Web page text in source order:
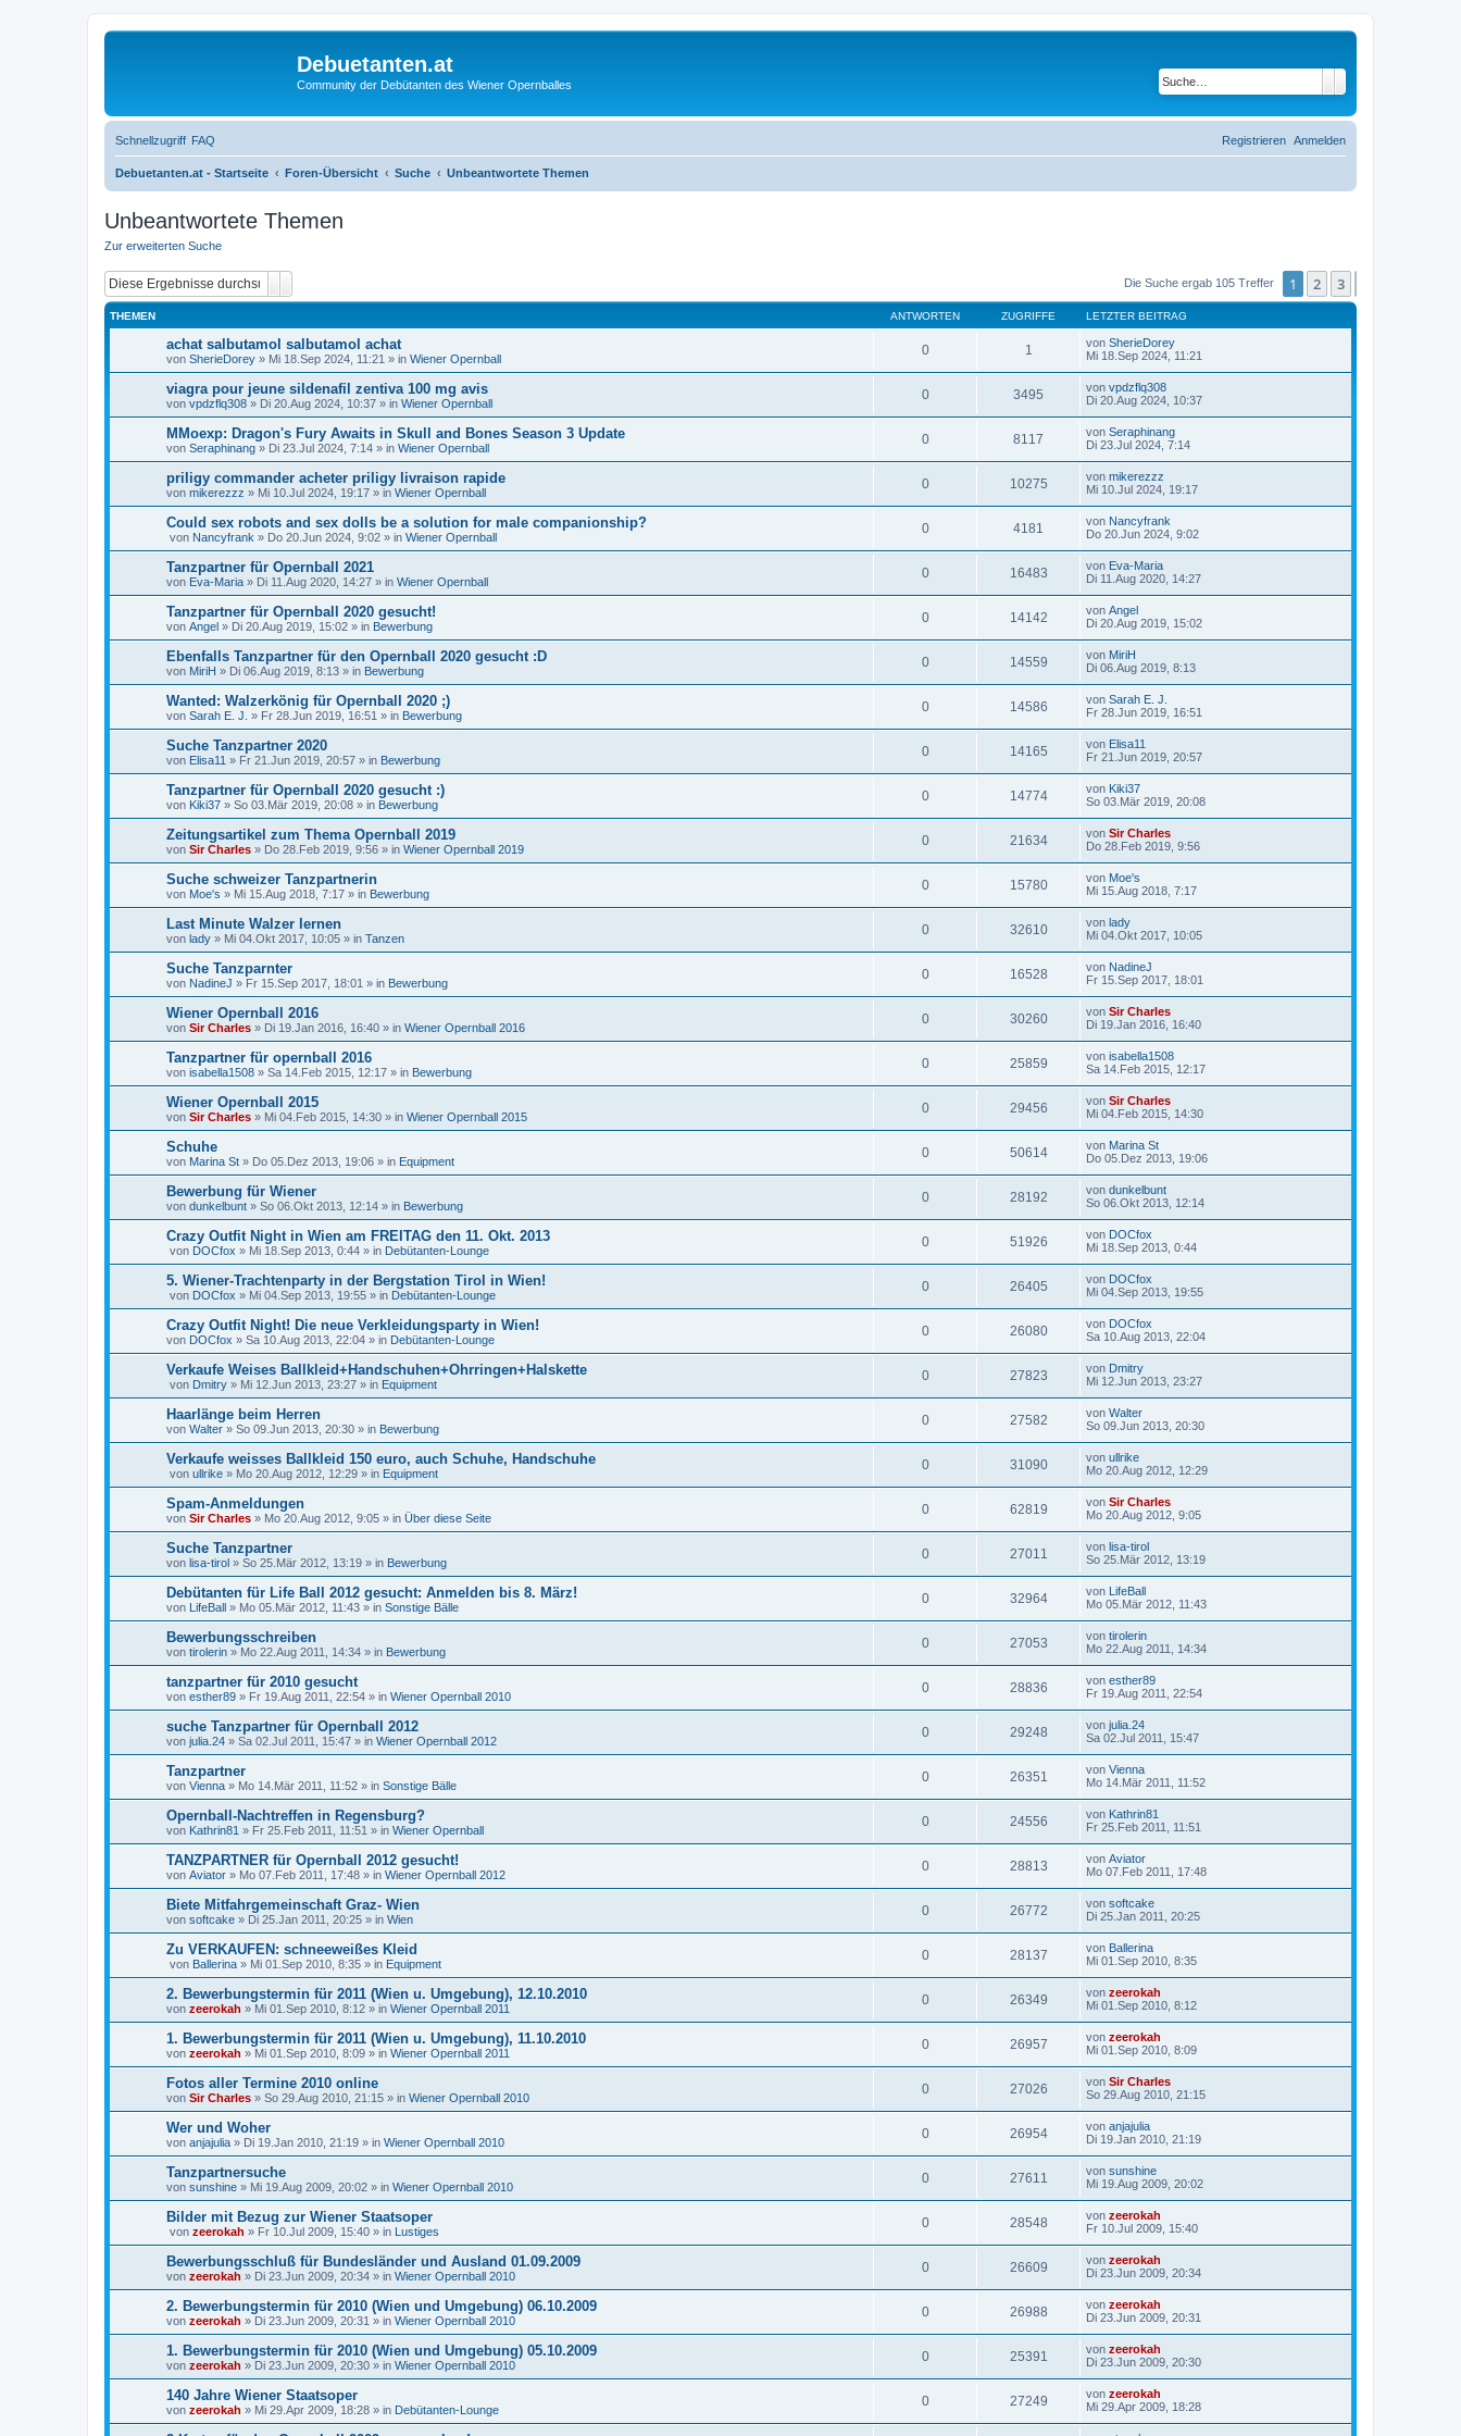
Debuetanten.at
Community der Debütanten des Wiener Opernballes
Schnellzugriff FAQ Anmelden
Registrieren
Debuetanten.at - Startseite Foren-Übersicht Suche Unbeantwortete Themen
Unbeantwortete Themen
Zur erweiterten Suche
Die Suche ergab 105 Treffer 1 2 3
THEMEN ANTWORTEN ZUGRIFFE LETZTER BEITRAG
achat salbutamol salbutamol achat
von SherieDorey » Mi 18.Sep 2024, 11:21 » in Wiener Opernball
0 1 von SherieDorey
Mi 18.Sep 2024, 11:21
viagra pour jeune sildenafil zentiva 100 mg avis
von vpdzflq308 » Di 20.Aug 2024, 10:37 » in Wiener Opernball
0 3495 von vpdzflq308
Di 20.Aug 2024, 10:37
MMoexp: Dragon's Fury Awaits in Skull and Bones Season 3 Update
von Seraphinang » Di 23.Jul 2024, 7:14 » in Wiener Opernball
0 8117 von Seraphinang
Di 23.Jul 2024, 7:14
priligy commander acheter priligy livraison rapide
von mikerezzz » Mi 10.Jul 2024, 19:17 » in Wiener Opernball
0 10275 von mikerezzz
Mi 10.Jul 2024, 19:17
Could sex robots and sex dolls be a solution for male companionship?
von Nancyfrank » Do 20.Jun 2024, 9:02 » in Wiener Opernball
0 4181 von Nancyfrank
Do 20.Jun 2024, 9:02
Tanzpartner für Opernball 2021
von Eva-Maria » Di 11.Aug 2020, 14:27 » in Wiener Opernball
0 16483 von Eva-Maria
Di 11.Aug 2020, 14:27
Tanzpartner für Opernball 2020 gesucht!
von Angel » Di 20.Aug 2019, 15:02 » in Bewerbung
0 14142 von Angel
Di 20.Aug 2019, 15:02
Ebenfalls Tanzpartner für den Opernball 2020 gesucht :D
von MiriH » Di 06.Aug 2019, 8:13 » in Bewerbung
0 14559 von MiriH
Di 06.Aug 2019, 8:13
Wanted: Walzerkönig für Opernball 2020 ;)
von Sarah E. J. » Fr 28.Jun 2019, 16:51 » in Bewerbung
0 14586 von Sarah E. J.
Fr 28.Jun 2019, 16:51
Suche Tanzpartner 2020
von Elisa11 » Fr 21.Jun 2019, 20:57 » in Bewerbung
0 14165 von Elisa11
Fr 21.Jun 2019, 20:57
Tanzpartner für Opernball 2020 gesucht :)
von Kiki37 » So 03.Mär 2019, 20:08 » in Bewerbung
0 14774 von Kiki37
So 03.Mär 2019, 20:08
Zeitungsartikel zum Thema Opernball 2019
von Sir Charles » Do 28.Feb 2019, 9:56 » in Wiener Opernball 2019
0 21634 von Sir Charles
Do 28.Feb 2019, 9:56
Suche schweizer Tanzpartnerin
von Moe's » Mi 15.Aug 2018, 7:17 » in Bewerbung
0 15780 von Moe's
Mi 15.Aug 2018, 7:17
Last Minute Walzer lernen
von lady » Mi 04.Okt 2017, 10:05 » in Tanzen
0 32610 von lady
Mi 04.Okt 2017, 10:05
Suche Tanzparnter
von NadineJ » Fr 15.Sep 2017, 18:01 » in Bewerbung
0 16528 von NadineJ
Fr 15.Sep 2017, 18:01
Wiener Opernball 2016
von Sir Charles » Di 19.Jan 2016, 16:40 » in Wiener Opernball 2016
0 30260 von Sir Charles
Di 19.Jan 2016, 16:40
Tanzpartner für opernball 2016
von isabella1508 » Sa 14.Feb 2015, 12:17 » in Bewerbung
0 25859 von isabella1508
Sa 14.Feb 2015, 12:17
Wiener Opernball 2015
von Sir Charles » Mi 04.Feb 2015, 14:30 » in Wiener Opernball 2015
0 29456 von Sir Charles
Mi 04.Feb 2015, 14:30
Schuhe
von Marina St » Do 05.Dez 2013, 19:06 » in Equipment
0 50614 von Marina St
Do 05.Dez 2013, 19:06
Bewerbung für Wiener
von dunkelbunt » So 06.Okt 2013, 12:14 » in Bewerbung
0 28192 von dunkelbunt
So 06.Okt 2013, 12:14
Crazy Outfit Night in Wien am FREITAG den 11. Okt. 2013
von DOCfox » Mi 18.Sep 2013, 0:44 » in Debütanten-Lounge
0 51926 von DOCfox
Mi 18.Sep 2013, 0:44
5. Wiener-Trachtenparty in der Bergstation Tirol in Wien!
von DOCfox » Mi 04.Sep 2013, 19:55 » in Debütanten-Lounge
0 26405 von DOCfox
Mi 04.Sep 2013, 19:55
Crazy Outfit Night! Die neue Verkleidungsparty in Wien!
von DOCfox » Sa 10.Aug 2013, 22:04 » in Debütanten-Lounge
0 26080 von DOCfox
Sa 10.Aug 2013, 22:04
Verkaufe Weises Ballkleid+Handschuhen+Ohrringen+Halskette
von Dmitry » Mi 12.Jun 2013, 23:27 » in Equipment
0 27823 von Dmitry
Mi 12.Jun 2013, 23:27
Haarlänge beim Herren
von Walter » So 09.Jun 2013, 20:30 » in Bewerbung
0 27582 von Walter
So 09.Jun 2013, 20:30
Verkaufe weisses Ballkleid 150 euro, auch Schuhe, Handschuhe
von ullrike » Mo 20.Aug 2012, 12:29 » in Equipment
0 31090 von ullrike
Mo 20.Aug 2012, 12:29
Spam-Anmeldungen
von Sir Charles » Mo 20.Aug 2012, 9:05 » in Über diese Seite
0 62819 von Sir Charles
Mo 20.Aug 2012, 9:05
Suche Tanzpartner
von lisa-tirol » So 25.Mär 2012, 13:19 » in Bewerbung
0 27011 von lisa-tirol
So 25.Mär 2012, 13:19
Debütanten für Life Ball 2012 gesucht: Anmelden bis 8. März!
von LifeBall » Mo 05.Mär 2012, 11:43 » in Sonstige Bälle
0 32964 von LifeBall
Mo 05.Mär 2012, 11:43
Bewerbungsschreiben
von tirolerin » Mo 22.Aug 2011, 14:34 » in Bewerbung
0 27053 von tirolerin
Mo 22.Aug 2011, 14:34
tanzpartner für 2010 gesucht
von esther89 » Fr 19.Aug 2011, 22:54 » in Wiener Opernball 2010
0 28836 von esther89
Fr 19.Aug 2011, 22:54
suche Tanzpartner für Opernball 2012
von julia.24 » Sa 02.Jul 2011, 15:47 » in Wiener Opernball 2012
0 29248 von julia.24
Sa 02.Jul 2011, 15:47
Tanzpartner
von Vienna » Mo 14.Mär 2011, 11:52 » in Sonstige Bälle
0 26351 von Vienna
Mo 14.Mär 2011, 11:52
Opernball-Nachtreffen in Regensburg?
von Kathrin81 » Fr 25.Feb 2011, 11:51 » in Wiener Opernball
0 24556 von Kathrin81
Fr 25.Feb 2011, 11:51
TANZPARTNER für Opernball 2012 gesucht!
von Aviator » Mo 07.Feb 2011, 17:48 » in Wiener Opernball 2012
0 28813 von Aviator
Mo 07.Feb 2011, 17:48
Biete Mitfahrgemeinschaft Graz- Wien
von softcake » Di 25.Jan 2011, 20:25 » in Wien
0 26772 von softcake
Di 25.Jan 2011, 20:25
Zu VERKAUFEN: schneeweißes Kleid
von Ballerina » Mi 01.Sep 2010, 8:35 » in Equipment
0 28137 von Ballerina
Mi 01.Sep 2010, 8:35
2. Bewerbungstermin für 2011 (Wien u. Umgebung), 12.10.2010
von zeerokah » Mi 01.Sep 2010, 8:12 » in Wiener Opernball 2011
0 26349 von zeerokah
Mi 01.Sep 2010, 8:12
1. Bewerbungstermin für 2011 (Wien u. Umgebung), 11.10.2010
von zeerokah » Mi 01.Sep 2010, 8:09 » in Wiener Opernball 2011
0 26957 von zeerokah
Mi 01.Sep 2010, 8:09
Fotos aller Termine 2010 online
von Sir Charles » So 29.Aug 2010, 21:15 » in Wiener Opernball 2010
0 27026 von Sir Charles
So 29.Aug 2010, 21:15
Wer und Woher
von anjajulia » Di 19.Jan 2010, 21:19 » in Wiener Opernball 2010
0 26954 von anjajulia
Di 19.Jan 2010, 21:19
Tanzpartnersuche
von sunshine » Mi 19.Aug 2009, 20:02 » in Wiener Opernball 2010
0 27611 von sunshine
Mi 19.Aug 2009, 20:02
Bilder mit Bezug zur Wiener Staatsoper
von zeerokah » Fr 10.Jul 2009, 15:40 » in Lustiges
0 28548 von zeerokah
Fr 10.Jul 2009, 15:40
Bewerbungsschluß für Bundesländer und Ausland 01.09.2009
von zeerokah » Di 23.Jun 2009, 20:34 » in Wiener Opernball 2010
0 26609 von zeerokah
Di 23.Jun 2009, 20:34
2. Bewerbungstermin für 2010 (Wien und Umgebung) 06.10.2009
von zeerokah » Di 23.Jun 2009, 20:31 » in Wiener Opernball 2010
0 26988 von zeerokah
Di 23.Jun 2009, 20:31
1. Bewerbungstermin für 2010 (Wien und Umgebung) 05.10.2009
von zeerokah » Di 23.Jun 2009, 20:30 » in Wiener Opernball 2010
0 25391 von zeerokah
Di 23.Jun 2009, 20:30
140 Jahre Wiener Staatsoper
von zeerokah » Mi 29.Apr 2009, 18:28 » in Debütanten-Lounge
0 27249 von zeerokah
Mi 29.Apr 2009, 18:28